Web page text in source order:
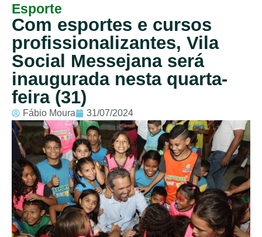
Esporte
Com esportes e cursos
profissionalizantes, Vila
Social Messejana será
inaugurada nesta quarta-
feira (31)
Fábio Moura 31/07/2024